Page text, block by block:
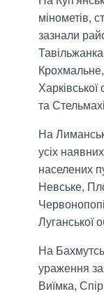
мінометів,
зазнали
та
На
усіх
населених
Невське,
Луганської
На
ураження
Виїмка,